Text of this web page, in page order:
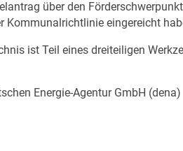
über den
Kommunalrichtlinie eingereicht
ist Teil eines dreiteiligen
Energie-Agentur GmbH (dena)